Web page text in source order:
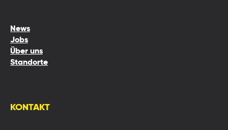
News
Jobs
Über uns
Standorte
KONTAKT